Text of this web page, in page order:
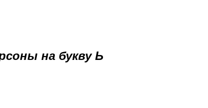
на букву Ь